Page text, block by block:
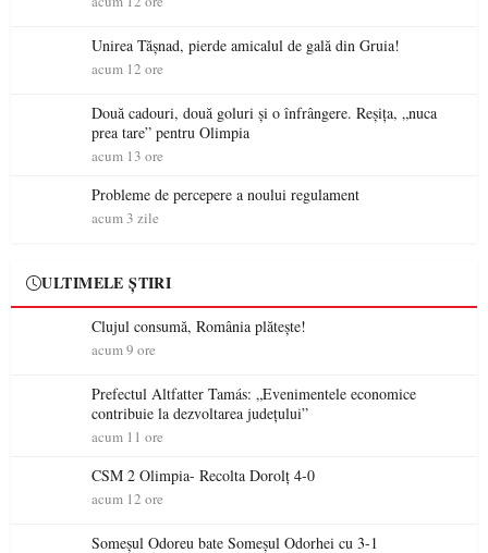
Unirea Tășnad, pierde amicalul de gală din Gruia!
acum 12 ore
Două cadouri, două goluri și o înfrângere. Reșița, „nuca
prea tare” pentru Olimpia
acum 13 ore
Probleme de percepere a noului regulament
acum 3 zile
ULTIMELE ȘTIRI
Clujul consumă, România plătește!
acum 9 ore
Prefectul Altfatter Tamás: „Evenimentele economice
contribuie la dezvoltarea județului”
acum 11 ore
CSM 2 Olimpia- Recolta Dorolț 4-0
acum 12 ore
Someșul Odoreu bate Someșul Odorhei cu 3-1